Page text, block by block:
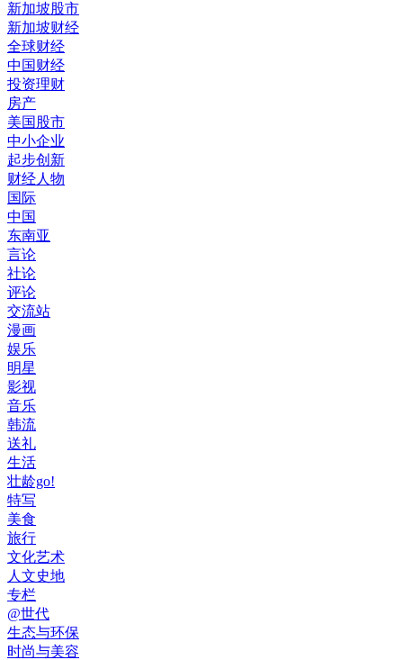
新加坡股市
新加坡财经
全球财经
中国财经
投资理财
房产
美国股市
中小企业
起步创新
财经人物
国际
中国
东南亚
言论
社论
评论
交流站
漫画
娱乐
明星
影视
音乐
韩流
送礼
生活
壮龄go!
特写
美食
旅行
文化艺术
人文史地
专栏
@世代
生态与环保
时尚与美容